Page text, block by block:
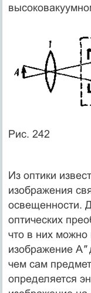
Рис. 242
Из оптики
изображения
освещенности.
оптических
что в них можно
изображение А"
чем сам
определяется